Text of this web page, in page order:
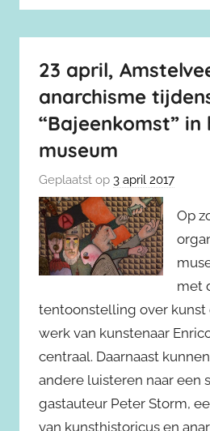
23 april,
anarchisme
“Bajeenkomst” in
museum
Geplaatst op 3 april 2017
Op
met
tentoonstelling over kunst
werk van kunstenaar
centraal. Daarnaast
andere luisteren naar een
gastauteur Peter Storm,
van kunsthistoricus en